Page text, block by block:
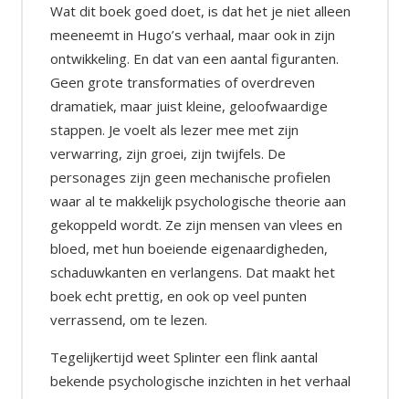
Wat dit boek goed doet, is dat het je niet alleen
meeneemt in Hugo’s verhaal, maar ook in zijn
ontwikkeling. En dat van een aantal figuranten.
Geen grote transformaties of overdreven
dramatiek, maar juist kleine, geloofwaardige
stappen. Je voelt als lezer mee met zijn
verwarring, zijn groei, zijn twijfels. De
personages zijn geen mechanische profielen
waar al te makkelijk psychologische theorie aan
gekoppeld wordt. Ze zijn mensen van vlees en
bloed, met hun boeiende eigenaardigheden,
schaduwkanten en verlangens. Dat maakt het
boek echt prettig, en ook op veel punten
verrassend, om te lezen.
Tegelijkertijd weet Splinter een flink aantal
bekende psychologische inzichten in het verhaal